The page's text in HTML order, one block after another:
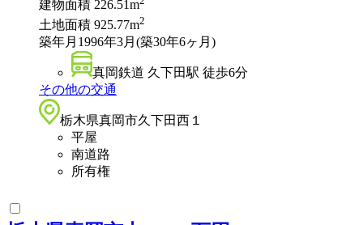
建物面積 226.51m
土地面積 925.77m2
築年月 1996年3月(築30年6ヶ月)
真岡鉄道 久下田駅 徒歩6分
その他の交通
栃木県真岡市久下田西１
平屋
南道路
所有権